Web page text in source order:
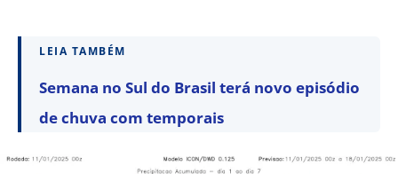
LEIA TAMBÉM
Semana no Sul do Brasil terá novo episódio
de chuva com temporais